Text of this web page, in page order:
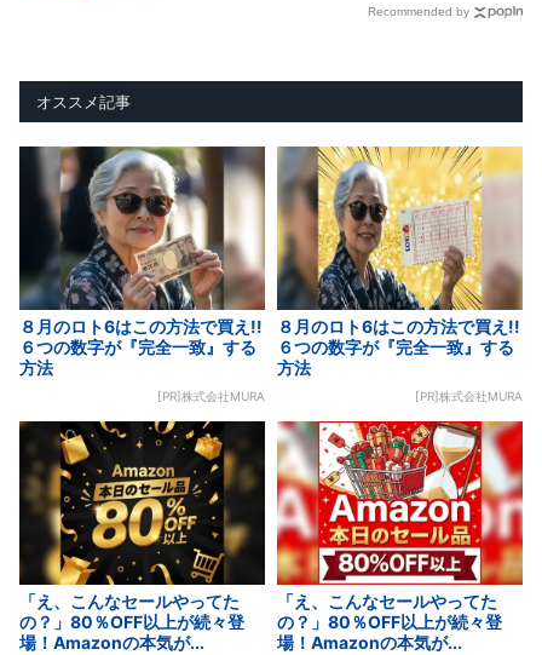
Recommended by
オススメ記事
８月のロト6はこの方法で買え!!
６つの数字が『完全一致』する
方法
[PR]株式会社MURA
８月のロト6はこの方法で買え!!
６つの数字が『完全一致』する
方法
[PR]株式会社MURA
「え、こんなセールやってた
の？」80％OFF以上が続々登
場！Amazonの本気が...
「え、こんなセールやってた
の？」80％OFF以上が続々登
場！Amazonの本気が...